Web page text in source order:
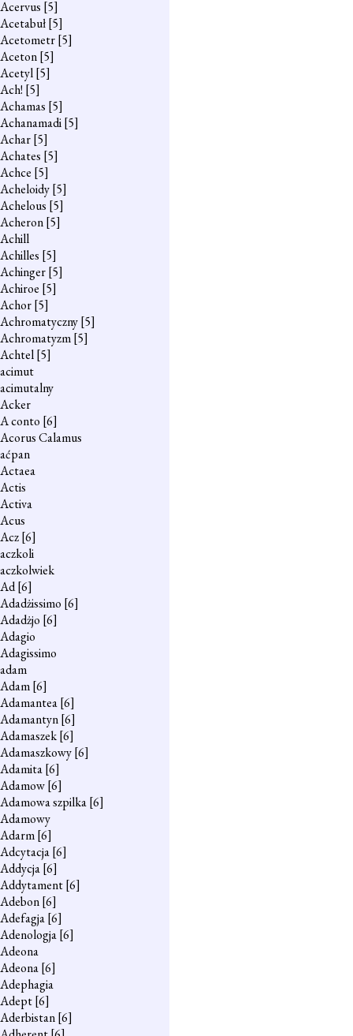
Acervus [5]
Acetabuł[5]
Acetometr[5]
Aceton[5]
Acetyl[5]
Ach! [5]
Achamas [5]
Achanamadi[5]
Achar[5]
Achates [5]
Achce [5]
Acheloidy[5]
Achelous [5]
Acheron[5]
Achill
Achilles [5]
Achinger[5]
Achiroe [5]
Achor[5]
Achromatyczny[5]
Achromatyzm[5]
Achtel[5]
acimut
acimutalny
Acker
A conto [6]
Acorus Calamus
aćpan
Actaea
Actis
Activa
Acus
Acz[6]
aczkoli
aczkolwiek
Ad[6]
Adadżissimo [6]
Adadżjo [6]
Adagio
Adagissimo
adam
Adam[6]
Adamantea[6]
Adamantyn[6]
Adamaszek[6]
Adamaszkowy[6]
Adamita[6]
Adamow[6]
Adamowa szpilka[6]
Adamowy
Adarm[6]
Adcytacja[6]
Addycja[6]
Addytament[6]
Adebon[6]
Adefagja[6]
Adenologja[6]
Adeona
Adeona[6]
Adephagia
Adept[6]
Aderbistan[6]